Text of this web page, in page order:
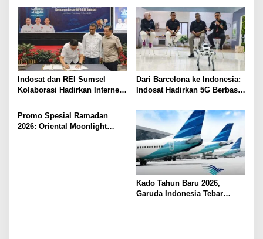
Selatan
Muharram 1448 H
Indosat dan REI Sumsel
Kolaborasi Hadirkan Internet
Hunian
Dari Barcelona ke Indonesia:
Indosat Hadirkan 5G Berbasis
Promo Spesial Ramadan
2026: Oriental Moonlight
Kado Tahun Baru 2026,
Garuda Indonesia Tebar